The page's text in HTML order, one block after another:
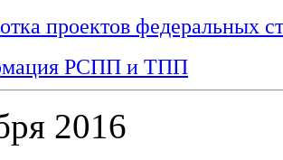
проектов федеральных
РСПП и ТПП
2016